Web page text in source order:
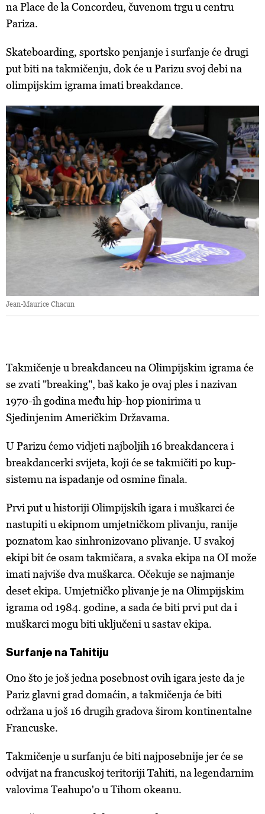
na Place de la Concordeu, čuvenom trgu u centru
Pariza.
Skateboarding, sportsko penjanje i surfanje će drugi
put biti na takmičenju, dok će u Parizu svoj debi na
olimpijskim igrama imati breakdance.
Jean-Maurice Chacun
Takmičenje u breakdanceu na Olimpijskim igrama će
se zvati "breaking", baš kako je ovaj ples i nazivan
1970-ih godina među hip-hop pionirima u
Sjedinjenim Američkim Državama.
U Parizu ćemo vidjeti najboljih 16 breakdancera i
breakdancerki svijeta, koji će se takmičiti po kup-
sistemu na ispadanje od osmine finala.
Prvi put u historiji Olimpijskih igara i muškarci će
nastupiti u ekipnom umjetničkom plivanju, ranije
poznatom kao sinhronizovano plivanje. U svakoj
ekipi bit će osam takmičara, a svaka ekipa na OI može
imati najviše dva muškarca. Očekuje se najmanje
deset ekipa. Umjetničko plivanje je na Olimpijskim
igrama od 1984. godine, a sada će biti prvi put da i
muškarci mogu biti uključeni u sastav ekipa.
Surfanje na Tahitiju
Ono što je još jedna posebnost ovih igara jeste da je
Pariz glavni grad domaćin, a takmičenja će biti
održana u još 16 drugih gradova širom kontinentalne
Francuske.
Takmičenje u surfanju će biti najposebnije jer će se
odvijat na francuskoj teritoriji Tahiti, na legendarnim
valovima Teahupo'o u Tihom okeanu.